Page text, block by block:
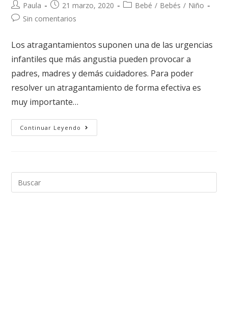
Paula 21 marzo, 2020 Bebé / Bebés / Niño
Sin comentarios
Los atragantamientos suponen una de las urgencias
infantiles que más angustia pueden provocar a
padres, madres y demás cuidadores. Para poder
resolver un atragantamiento de forma efectiva es
muy importante…
Continuar Leyendo